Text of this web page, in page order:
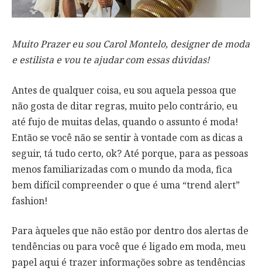
Muito Prazer eu sou Carol Montelo, designer de moda
e estilista e vou te ajudar com essas dúvidas!
Antes de qualquer coisa, eu sou aquela pessoa que
não gosta de ditar regras, muito pelo contrário, eu
até fujo de muitas delas, quando o assunto é moda!
Então se você não se sentir à vontade com as dicas a
seguir, tá tudo certo, ok? Até porque, para as pessoas
menos familiarizadas com o mundo da moda, fica
bem difícil compreender o que é uma “trend alert”
fashion!
Para àqueles que não estão por dentro dos alertas de
tendências ou para você que é ligado em moda, meu
papel aqui é trazer informações sobre as tendências